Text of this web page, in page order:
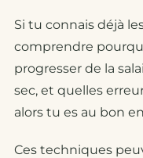
Si tu connais déjà
comprendre
progresser de la
sec, et quelles
alors tu es au bon
Ces techniques